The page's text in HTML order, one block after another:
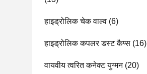
हाइड्रोलिक चेक वाल्व (6)
हाइड्रोलिक कपलर डस्ट कैप्स (16)
वायवीय त्वरित कनेक्ट युग्मन(20)